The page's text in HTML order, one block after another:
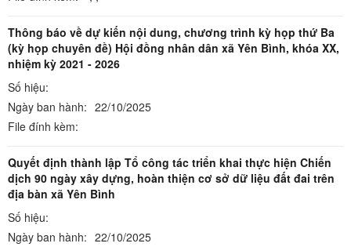
Thông báo về dự kiến nội dung, chương trình kỳ họp thứ Ba
(kỳ họp chuyên đề) Hội đồng nhân dân xã Yên Bình, khóa XX,
nhiệm kỳ 2021 - 2026
Số hiệu:
Ngày ban hành: 22/10/2025
File đính kèm:
Quyết định thành lập Tổ công tác triển khai thực hiện Chiến
dịch 90 ngày xây dựng, hoàn thiện cơ sở dữ liệu đất đai trên
địa bàn xã Yên Bình
Số hiệu:
Ngày ban hành: 22/10/2025